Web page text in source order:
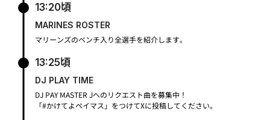
13:20頃
MARINES ROSTER
マリーンズのベンチ入り全選手を紹介します。
13:25頃
DJ PLAY TIME
DJ PAY MASTER Jへのリクエスト曲を募集中！
「#かけてよペイマス」をつけてXに投稿してください。